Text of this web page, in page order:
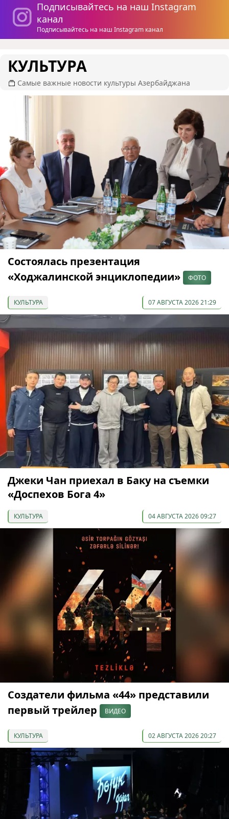
Подписывайтесь на наш Instagram
канал
Подписывайтесь на наш Instagram канал
КУЛЬТУРА
Самые важные новости культуры Азербайджана
Состоялась презентация
«Ходжалинской энциклопедии»
ФОТО
КУЛЬТУРА 07 АВГУСТА 2026 21:29
Джеки Чан приехал в Баку на съемки
«Доспехов Бога 4»
КУЛЬТУРА 04 АВГУСТА 2026 09:27
Создатели фильма «44» представили
первый трейлер
ВИДЕО
КУЛЬТУРА 02 АВГУСТА 2026 20:27